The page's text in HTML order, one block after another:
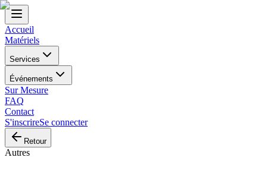
Accueil
Matériels
Services
Événements
Sur Mesure
FAQ
Contact
S'inscrireSe connecter
Retour
Autres